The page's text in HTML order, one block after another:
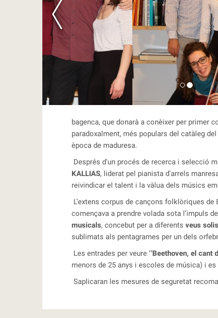
RBLS
bagenca, que donarà a conèixer per primer
paradoxalment, més populars del catàleg
època de maduresa.
Després d'un procés de recerca i selecció
KALLIAS, liderat pel pianista d'arrels
reivindicar el talent i la vàlua dels músics
L’extens corpus de cançons folklòriques
començava a prendre volada sota l’impuls
musicals, concebut per a diferents veus
sublimats als pentagrames per un dels
Les entrades per veure ‘’Beethoven, el cant
menors de 25 anys i escoles de música) i
Saplicaran les mesures de seguretat